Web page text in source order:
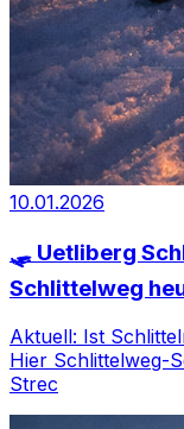
10.01.2026
🛷 Uetliberg
Schlittelweg
Aktuell: Ist
Hier Schlittelweg-
Strec